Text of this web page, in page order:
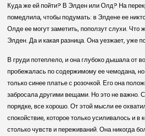
Куда же ей пойти? В Элден или Олд? На
помедлила, чтобы подумать: в Элдене ее
Олде ее могут заметить, поползут слухи. Что
Элден. Да и какая разница. Она уезжает, уже
В груди потеплело, и она глубоко дышала от
пробежалась по содержимому ее чемодана,
только синее платье с розочкой. Его она
забросала другими вещами. Но это не важно.
порядке, все хорошо. От этой мысли ее
спокойствие, которое только усиливалось и в
столько чувств и переживаний. Она никогда